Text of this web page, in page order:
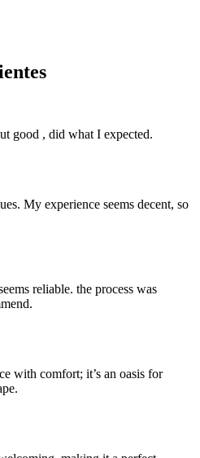
good , did what I expected.
My experience seems decent, so
reliable. the process was
with comfort; it’s an oasis for